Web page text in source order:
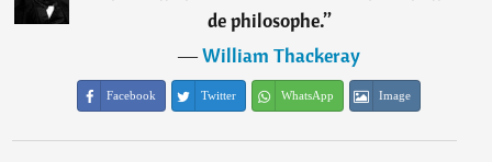
de philosophe.”
―William Thackeray
Facebook Twitter WhatsApp Image